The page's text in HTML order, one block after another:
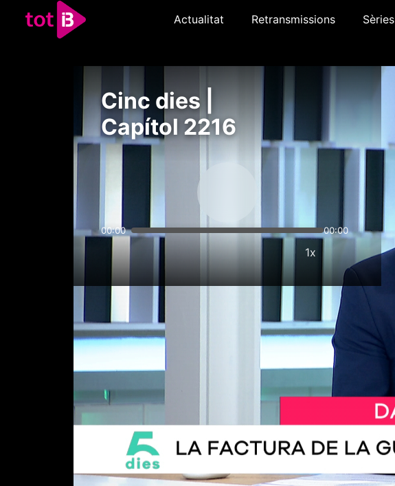
Actualitat Retransmissions Sèries
Cinc dies |
Capítol 2216
00:00 00:00
1x